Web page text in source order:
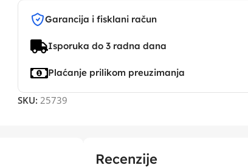
Garancija i fisklani račun
Isporuka do 3 radna dana
Plaćanje prilikom preuzimanja
SKU: 25739
Recenzije